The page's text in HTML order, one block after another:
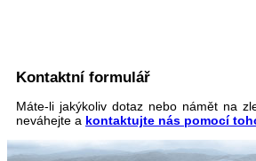
Kontaktní formulář
Máte-li jakýkoliv dotaz nebo námět na
neváhejte a kontaktujte nás pomocí